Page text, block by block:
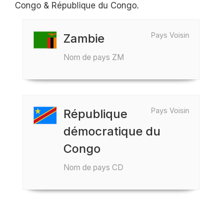
Congo & République du Congo.
Pays Voisin
Zambie
Nom de pays ZM
Pays Voisin
République
démocratique du
Congo
Nom de pays CD